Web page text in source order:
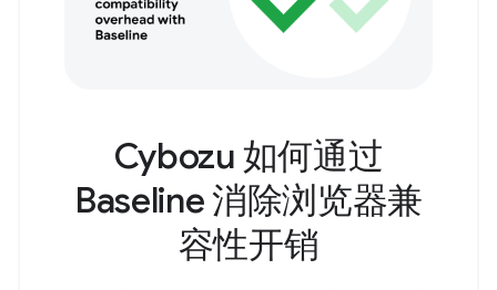
Cybozu 如何通过
Baseline 消除浏览器兼
容性开销